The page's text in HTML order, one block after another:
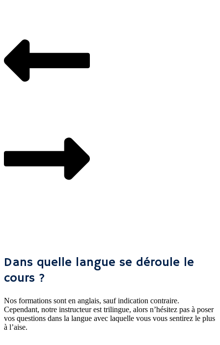
Dans quelle langue se déroule le
cours ?
Nos formations sont en anglais, sauf indication contraire.
Cependant, notre instructeur est trilingue, alors n’hésitez pas à poser
vos questions dans la langue avec laquelle vous vous sentirez le plus
à l’aise.